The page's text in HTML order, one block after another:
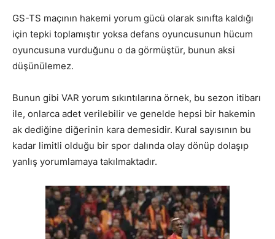
GS-TS maçının hakemi yorum gücü olarak sınıfta kaldığı
için tepki toplamıştır yoksa defans oyuncusunun hücum
oyuncusuna vurduğunu o da görmüştür, bunun aksi
düşünülemez.
Bunun gibi VAR yorum sıkıntılarına örnek, bu sezon itibarı
ile, onlarca adet verilebilir ve genelde hepsi bir hakemin
ak dediğine diğerinin kara demesidir. Kural sayısının bu
kadar limitli olduğu bir spor dalında olay dönüp dolaşıp
yanlış yorumlamaya takılmaktadır.